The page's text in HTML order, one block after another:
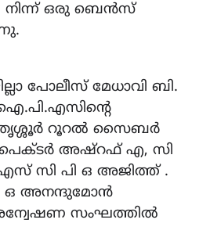
നിന്ന് ഒരു ബെൻസ്
പോലീസ് മേധാവി ബി.
തൃശ്ശൂർ റൂറൽ സൈബർ
അഷ്റഫ് എ, സി
എസ് സി പി ഒ അജിത്ത് .
ഒ അനന്ദുമോൻ
സംഘത്തിൽ